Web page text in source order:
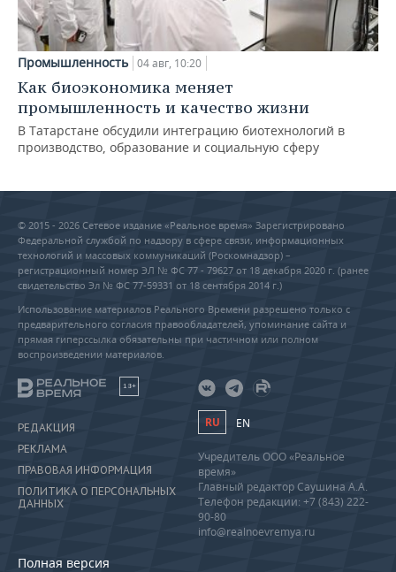
Промышленность 04 авг, 10:20
Как биоэкономика меняет
промышленность и качество жизни
В Татарстане обсудили интеграцию биотехнологий в
производство, образование и социальную сферу
© 2015 - 2026 Сетевое издание «Реальное время» Зарегистрировано
Федеральной службой по надзору в сфере связи, информационных
технологий и массовых коммуникаций (Роскомнадзор) –
регистрационный номер ЭЛ № ФС 77 - 79627 от 18 декабря 2020 г. (ранее
свидетельство Эл № ФС 77-59331 от 18 сентября 2014 г.)
Использование материалов Реального Времени разрешено только с
предварительного согласия правообладателей, упоминание сайта и
прямая гиперссылка обязательны при частичном или полном
воспроизведении материалов.
18+
РЕДАКЦИЯ
РЕКЛАМА
ПРАВОВАЯ ИНФОРМАЦИЯ
ПОЛИТИКА О ПЕРСОНАЛЬНЫХ
ДАННЫХ
Полная версия
RU EN
Учредитель ООО «Реальное
время»
Главный редактор Саушина А.А.
Телефон редакции: +7 (843) 222-
90-80
info@realnoevremya.ru